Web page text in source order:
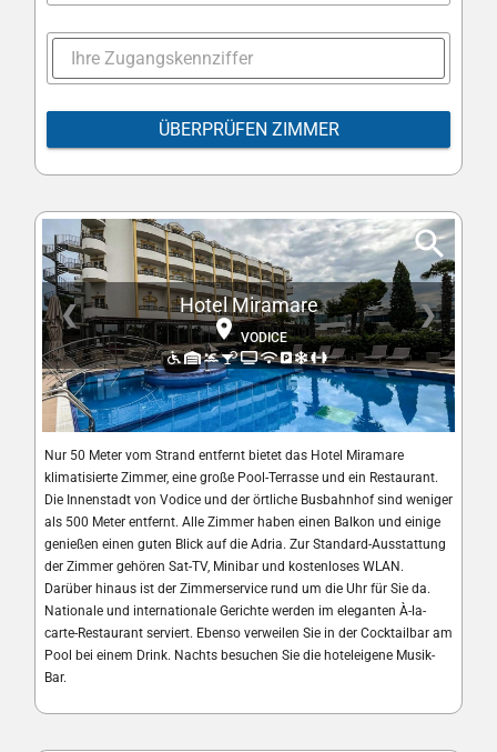
ÜBERPRÜFEN ZIMMER
❮ ❯
Hotel Miramare
VODICE
Nur 50 Meter vom Strand entfernt bietet das Hotel Miramare
klimatisierte Zimmer, eine große Pool-Terrasse und ein Restaurant.
Die Innenstadt von Vodice und der örtliche Busbahnhof sind weniger
als 500 Meter entfernt. Alle Zimmer haben einen Balkon und einige
genießen einen guten Blick auf die Adria. Zur Standard-Ausstattung
der Zimmer gehören Sat-TV, Minibar und kostenloses WLAN.
Darüber hinaus ist der Zimmerservice rund um die Uhr für Sie da.
Nationale und internationale Gerichte werden im eleganten À-la-
carte-Restaurant serviert. Ebenso verweilen Sie in der Cocktailbar am
Pool bei einem Drink. Nachts besuchen Sie die hoteleigene Musik-
Bar.